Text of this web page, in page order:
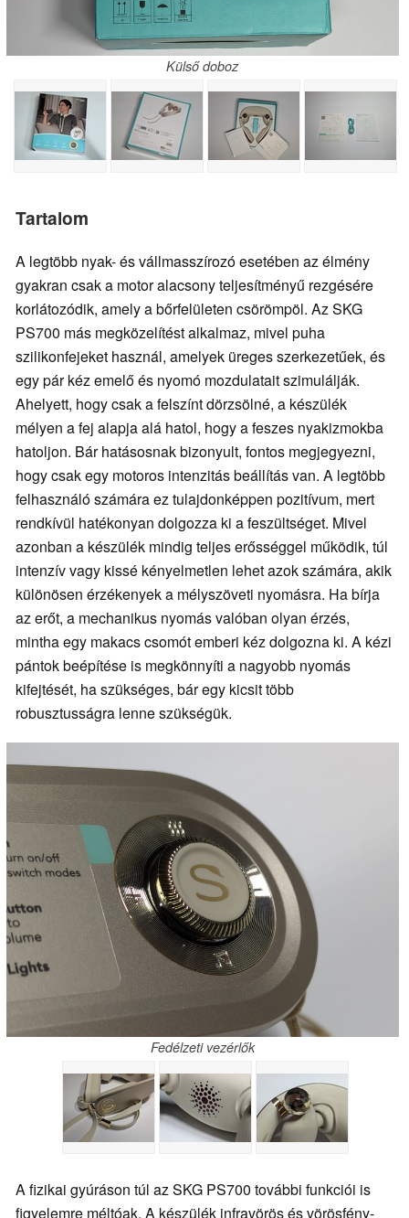
Külső doboz
Tartalom
A legtöbb nyak- és vállmasszírozó esetében az élmény
gyakran csak a motor alacsony teljesítményű rezgésére
korlátozódik, amely a bőrfelületen csörömpöl. Az SKG
PS700 más megközelítést alkalmaz, mivel puha
szilikonfejeket használ, amelyek üreges szerkezetűek, és
egy pár kéz emelő és nyomó mozdulatait szimulálják.
Ahelyett, hogy csak a felszínt dörzsölné, a készülék
mélyen a fej alapja alá hatol, hogy a feszes nyakizmokba
hatoljon. Bár hatásosnak bizonyult, fontos megjegyezni,
hogy csak egy motoros intenzitás beállítás van. A legtöbb
felhasználó számára ez tulajdonképpen pozitívum, mert
rendkívül hatékonyan dolgozza ki a feszültséget. Mivel
azonban a készülék mindig teljes erősséggel működik, túl
intenzív vagy kissé kényelmetlen lehet azok számára, akik
különösen érzékenyek a mélyszöveti nyomásra. Ha bírja
az erőt, a mechanikus nyomás valóban olyan érzés,
mintha egy makacs csomót emberi kéz dolgozna ki. A kézi
pántok beépítése is megkönnyíti a nagyobb nyomás
kifejtését, ha szükséges, bár egy kicsit több
robusztusságra lenne szükségük.
Fedélzeti vezérlők
A fizikai gyúráson túl az SKG PS700 további funkciói is
figyelemre méltóak. A készülék infravörös és vörösfény-